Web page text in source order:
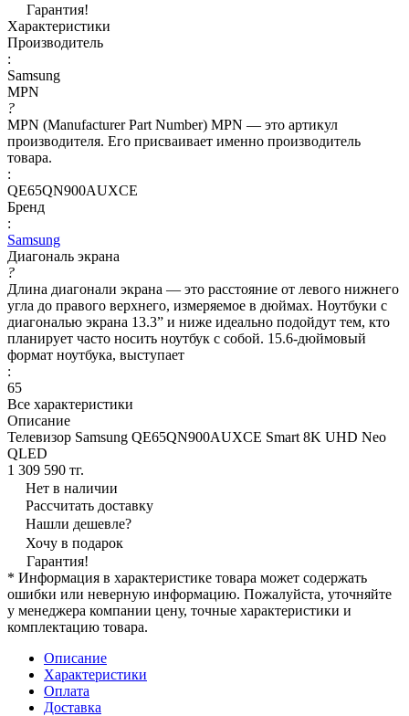
Гарантия!
Характеристики
Производитель
:
Samsung
MPN
?
MPN (Manufacturer Part Number) MPN — это артикул
производителя. Его присваивает именно производитель
товара.
:
QE65QN900AUXCE
Бренд
:
Samsung
Диагональ экрана
?
Длина диагонали экрана — это расстояние от левого нижнего
угла до правого верхнего, измеряемое в дюймах. Ноутбуки с
диагональю экрана 13.3” и ниже идеально подойдут тем, кто
планирует часто носить ноутбук с собой. 15.6-дюймовый
формат ноутбука, выступает
:
65
Все характеристики
Описание
Телевизор Samsung QE65QN900AUXCE Smart 8K UHD Neo
QLED
1 309 590 тг.
Нет в наличии
Рассчитать доставку
Нашли дешевле?
Хочу в подарок
Гарантия!
* Информация в характеристике товара может содержать
ошибки или неверную информацию. Пожалуйста, уточняйте
у менеджера компании цену, точные характеристики и
комплектацию товара.
Описание
Характеристики
Оплата
Доставка